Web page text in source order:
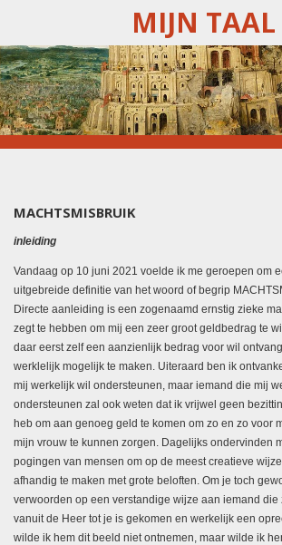
naar
de
hoofdinhoud
MIJN TAAL
MACHTSMISBRUIK
inleiding
Vandaag op 10 juni 2021 voelde ik me geroepen om
uitgebreide definitie van het woord of begrip
Directe aanleiding is een zogenaamd ernstig zieke
zegt te hebben om mij een zeer groot geldbedrag te
daar eerst zelf een aanzienlijk bedrag voor wil
werklelijk mogelijk te maken. Uiteraard ben ik
mij werkelijk wil ondersteunen, maar iemand die mij
ondersteunen zal ook weten dat ik vrijwel geen
heb om aan genoeg geld te komen om zo en zo voor
mijn vrouw te kunnen zorgen. Dagelijks ondervinden
pogingen van mensen om op de meest creatieve
afhandig te maken met grote beloften. Om je toch
verwoorden op een verstandige wijze aan iemand die
vanuit de Heer tot je is gekomen en werkelijk een
wilde ik hem dit beeld niet ontnemen, maar wilde ik